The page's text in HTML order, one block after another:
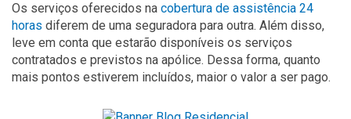
Os serviços oferecidos na cobertura de assistência 24
horas diferem de uma seguradora para outra. Além disso,
leve em conta que estarão disponíveis os serviços
contratados e previstos na apólice. Dessa forma, quanto
mais pontos estiverem incluídos, maior o valor a ser pago.